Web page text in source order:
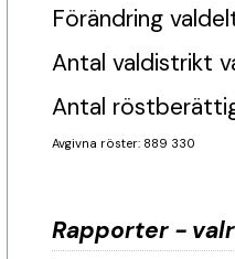
Förändring
Antal valdistrikt
Antal
Avgivna röster: 889 330
Rapporter -